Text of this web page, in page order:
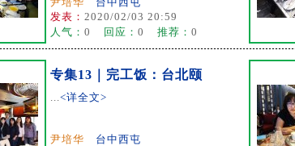
发表： 2020/02/03 20:59
人气： 0 回应： 0 推荐： 0
专集13｜完工饭：台北颐
...<详全文>
尹培华
台中西屯